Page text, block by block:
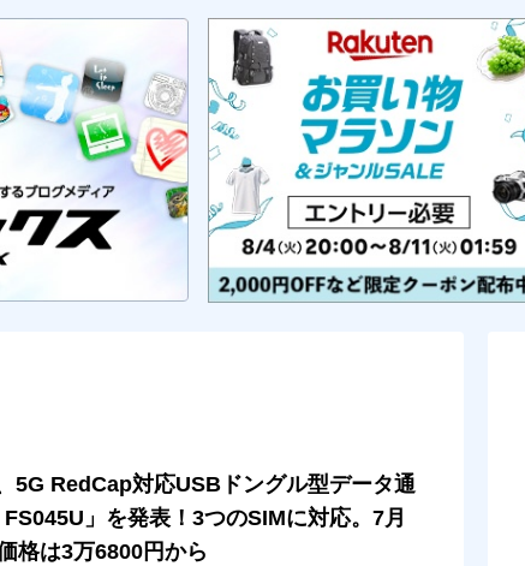
5G RedCap対応USBドングル型データ通
」を発表！3つのSIMに対応。7月
格は3万6800円から